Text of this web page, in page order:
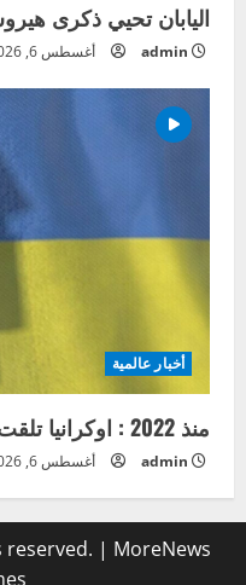
اليابان تحيي ذكرى
admin أغسطس 6, 2026
أخبار عالمية
منذ 2022 : اوكرانيا تلقت مبالغ دعم خارجية خيالية
admin أغسطس 6, 2026
| MoreNews